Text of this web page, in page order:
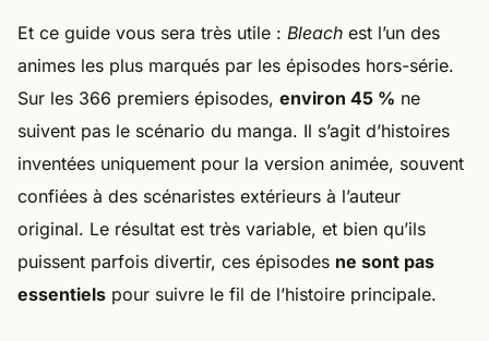
Et ce guide vous sera très utile : Bleach est l’un des
animes les plus marqués par les épisodes hors-série.
Sur les 366 premiers épisodes, environ 45 % ne
suivent pas le scénario du manga. Il s’agit d’histoires
inventées uniquement pour la version animée, souvent
confiées à des scénaristes extérieurs à l’auteur
original. Le résultat est très variable, et bien qu’ils
puissent parfois divertir, ces épisodes ne sont pas
essentiels pour suivre le fil de l’histoire principale.